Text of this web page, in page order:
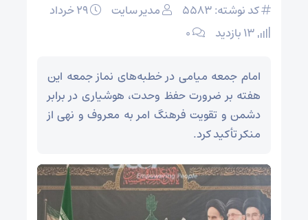
کد نوشته: 5583 مدیر سایت
۰
امام جمعه میامی در خطبه‌های نماز جمعه این
هفته بر ضرورت حفظ وحدت، هوشیاری در برابر
دشمن و تقویت فرهنگ امر به معروف و نهی از
منکر تأکید کرد.